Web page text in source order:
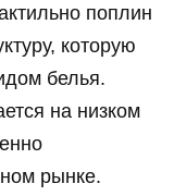
поплин
которую
белья.
на низком
рынке.